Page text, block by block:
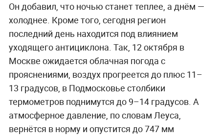
Он добавил, что ночью станет теплее, а днём —
холоднее. Кроме того, сегодня регион
последний день находится под влиянием
уходящего антициклона. Так, 12 октября в
Москве ожидается облачная погода с
прояснениями, воздух прогреется до плюс 11–
13 градусов, в Подмосковье столбики
термометров поднимутся до 9–14 градусов. А
атмосферное давление, по словам Леуса,
вернётся в норму и опустится до 747 мм